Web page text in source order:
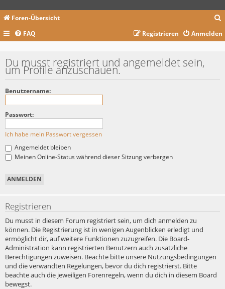
Foren-Übersicht
c
FAQ Anmelden
Registrieren
Du musst registriert und angemeldet sein,
um Profile anzuschauen.
Benutzername:
Passwort:
Ich habe mein Passwort vergessen
Angemeldet bleiben
Meinen Online-Status während dieser Sitzung verbergen
Registrieren
Du musst in diesem Forum registriert sein, um dich anmelden zu
können. Die Registrierung ist in wenigen Augenblicken erledigt und
ermöglicht dir, auf weitere Funktionen zuzugreifen. Die Board-
Administration kann registrierten Benutzern auch zusätzliche
Berechtigungen zuweisen. Beachte bitte unsere Nutzungsbedingungen
und die verwandten Regelungen, bevor du dich registrierst. Bitte
beachte auch die jeweiligen Forenregeln, wenn du dich in diesem Board
bewegst.